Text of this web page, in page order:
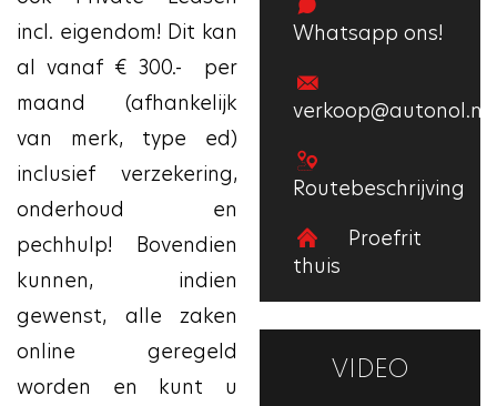
incl. eigendom! Dit kan
al vanaf € 300.- per
maand (afhankelijk
van merk, type ed)
inclusief verzekering,
onderhoud en
pechhulp! Bovendien
kunnen, indien
gewenst, alle zaken
online geregeld
worden en kunt u
Whatsapp ons!
verkoop@autonol.nl
Routebeschrijving
Proefrit
thuis
VIDEO